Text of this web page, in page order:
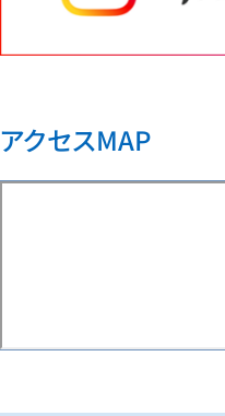
アクセスMAP